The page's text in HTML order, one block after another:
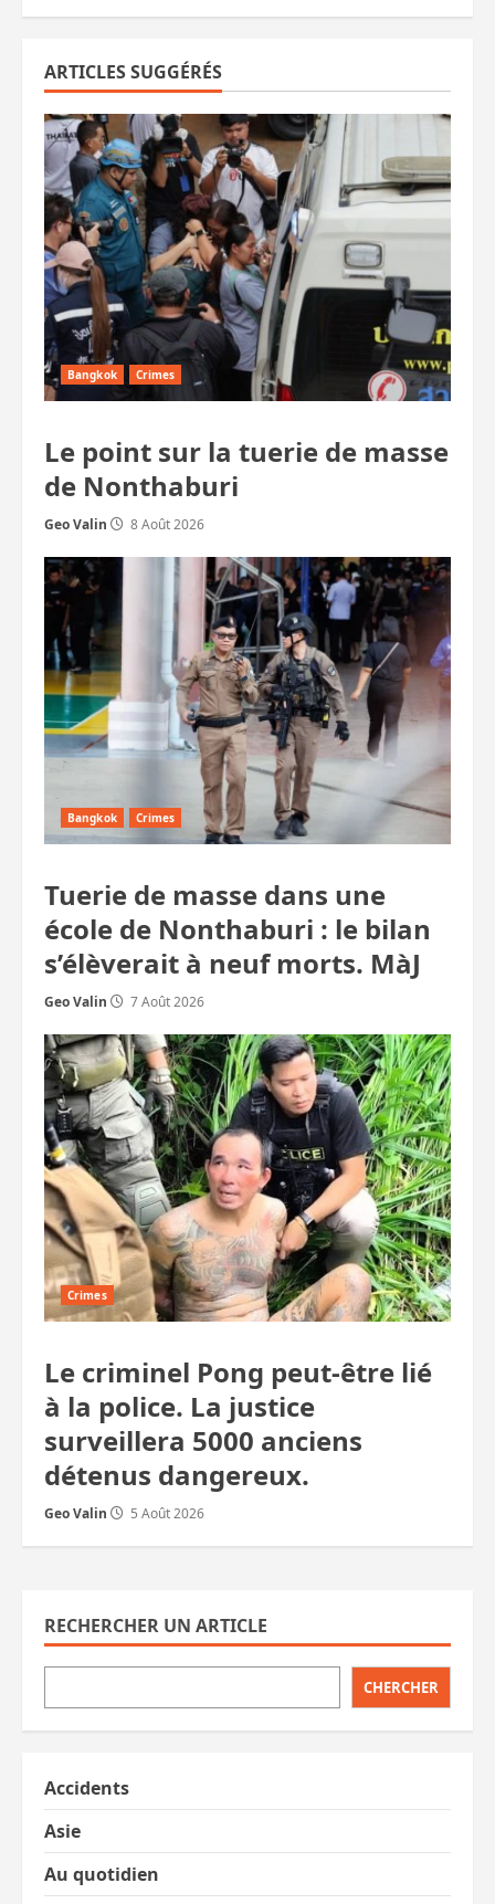
ARTICLES SUGGÉRÉS
Bangkok Crimes
Le point sur la tuerie de masse
de Nonthaburi
Geo Valin 8 Août 2026
Bangkok Crimes
Tuerie de masse dans une
école de Nonthaburi : le bilan
s’élèverait à neuf morts. MàJ
Geo Valin 7 Août 2026
Crimes
Le criminel Pong peut-être lié
à la police. La justice
surveillera 5000 anciens
détenus dangereux.
Geo Valin 5 Août 2026
RECHERCHER UN ARTICLE
CHERCHER
Accidents
Asie
Au quotidien